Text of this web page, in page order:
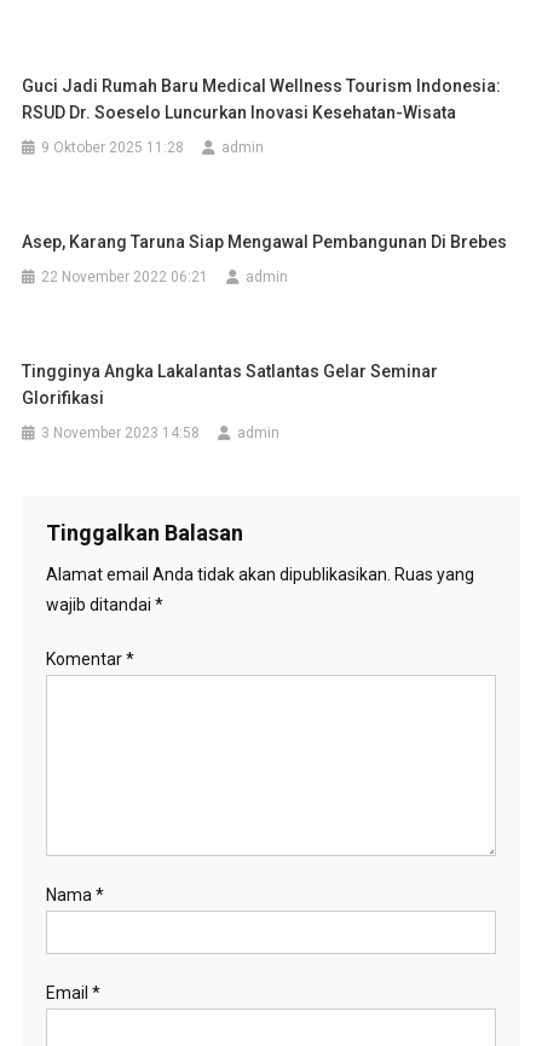
Guci Jadi Rumah Baru Medical Wellness Tourism Indonesia:
RSUD Dr. Soeselo Luncurkan Inovasi Kesehatan-Wisata
9 Oktober 2025 11:28 admin
Asep, Karang Taruna Siap Mengawal Pembangunan Di Brebes
22 November 2022 06:21 admin
Tingginya Angka Lakalantas Satlantas Gelar Seminar
Glorifikasi
3 November 2023 14:58 admin
Tinggalkan Balasan
Alamat email Anda tidak akan dipublikasikan. Ruas yang
wajib ditandai *
Komentar*
Nama *
Email *